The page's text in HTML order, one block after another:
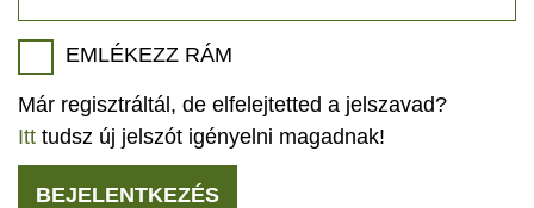
EMLÉKEZZ RÁM
Már regisztráltál, de elfelejtetted a jelszavad?
Itt tudsz új jelszót igényelni magadnak!
BEJELENTKEZÉS